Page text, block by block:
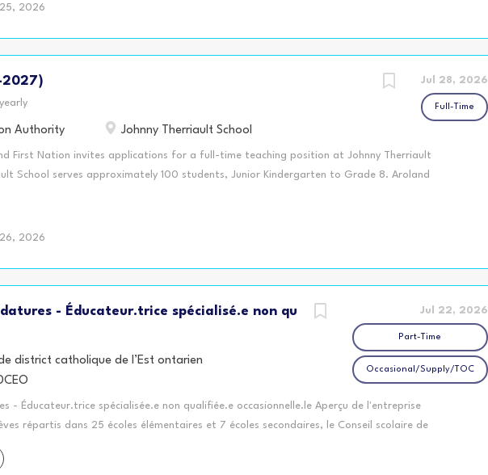
positions working with kindergarten and school-age children (ages 4–12). Plus, we offer
during the day, and return in the afternoon to complete your workday. Employees who
to..... ✅ Grocery shop without the crowds ✅ Meal prep and stay...
2026
Jul 28, 2026
Full-Time
2027)
Authority Johnny Therriault School
First Nation invites applications for a full-time teaching position at Johnny Therriault
School serves approximately 100 students, Junior Kindergarten to Grade 8. Aroland
community, approximately 78 kilometers north of Geraldton, Ontario.
with Ontario College of Teachers (OCT) Certified by an accredited University
program) Aware of cutting-edge research-based teaching strategies in Literacy and
to work with students at various levels of achievement Proven effective classroom
revise, edit and apply Individual Education Plans Experience teaching...
2026
Jul 22, 2026
Part-Time
Occasional/Supply/TOC
- Éducateur.trice spécialisé.e non qu
district catholique de l’Est ontarien
- Éducateur.trice spécialisée.e non qualifiée.e occasionnelle.le Aperçu de l'entreprise
répartis dans 25 écoles élémentaires et 7 écoles secondaires, le Conseil scolaire de
ontarien (CSDCEO) est le plus grand réseau d'écoles de langue française dans les
Dundas, Glengarry, Prescott et Russell. Plusieurs centres de la petite enfance